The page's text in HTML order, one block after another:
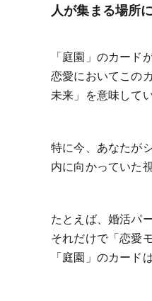
人が集まる場所
「庭園」のカード
恋愛においてこの
未来」を意味してい
特に今、あなたが
内に向かっていた
たとえば、婚活パ
それだけで「恋愛
「庭園」のカード